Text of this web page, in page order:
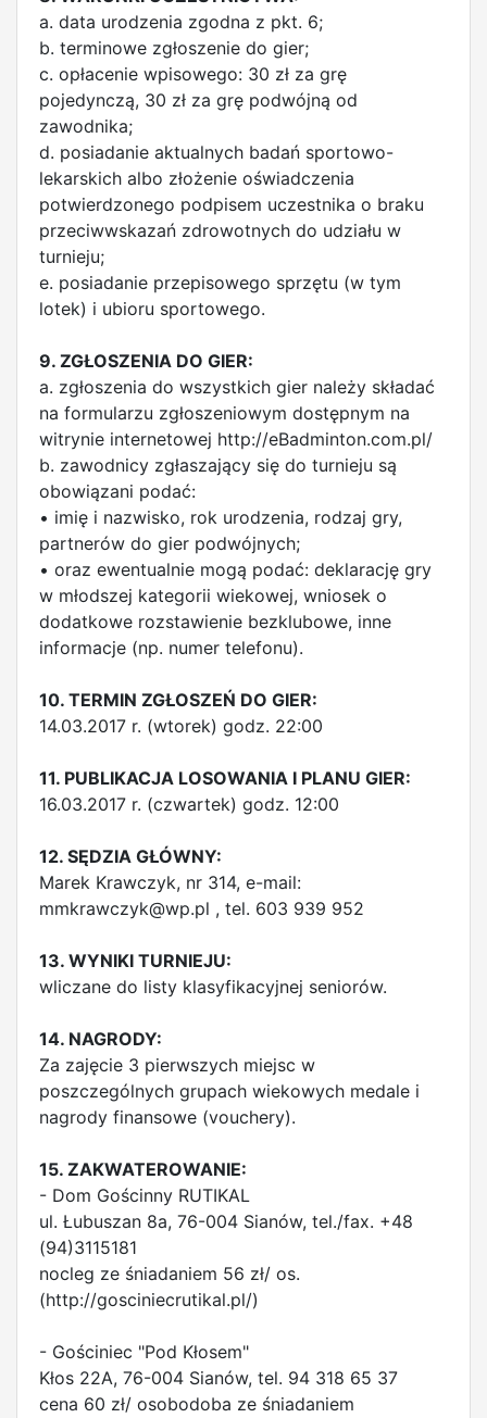
a. data urodzenia zgodna z pkt. 6;
b. terminowe zgłoszenie do gier;
c. opłacenie wpisowego: 30 zł za grę
pojedynczą, 30 zł za grę podwójną od
zawodnika;
d. posiadanie aktualnych badań sportowo-
lekarskich albo złożenie oświadczenia
potwierdzonego podpisem uczestnika o braku
przeciwwskazań zdrowotnych do udziału w
turnieju;
e. posiadanie przepisowego sprzętu (w tym
lotek) i ubioru sportowego.
9. ZGŁOSZENIA DO GIER:
a. zgłoszenia do wszystkich gier należy składać
na formularzu zgłoszeniowym dostępnym na
witrynie internetowej http://eBadminton.com.pl/
b. zawodnicy zgłaszający się do turnieju są
obowiązani podać:
• imię i nazwisko, rok urodzenia, rodzaj gry,
partnerów do gier podwójnych;
• oraz ewentualnie mogą podać: deklarację gry
w młodszej kategorii wiekowej, wniosek o
dodatkowe rozstawienie bezklubowe, inne
informacje (np. numer telefonu).
10. TERMIN ZGŁOSZEŃ DO GIER:
14.03.2017 r. (wtorek) godz. 22:00
11. PUBLIKACJA LOSOWANIA I PLANU GIER:
16.03.2017 r. (czwartek) godz. 12:00
12. SĘDZIA GŁÓWNY:
Marek Krawczyk, nr 314, e-mail:
mmkrawczyk@wp.pl , tel. 603 939 952
13. WYNIKI TURNIEJU:
wliczane do listy klasyfikacyjnej seniorów.
14. NAGRODY:
Za zajęcie 3 pierwszych miejsc w
poszczególnych grupach wiekowych medale i
nagrody finansowe (vouchery).
15. ZAKWATEROWANIE:
- Dom Gościnny RUTIKAL
ul. Łubuszan 8a, 76-004 Sianów, tel./fax. +48
(94)3115181
nocleg ze śniadaniem 56 zł/ os.
(http://gosciniecrutikal.pl/)
- Gościniec "Pod Kłosem"
Kłos 22A, 76-004 Sianów, tel. 94 318 65 37
cena 60 zł/ osobodoba ze śniadaniem